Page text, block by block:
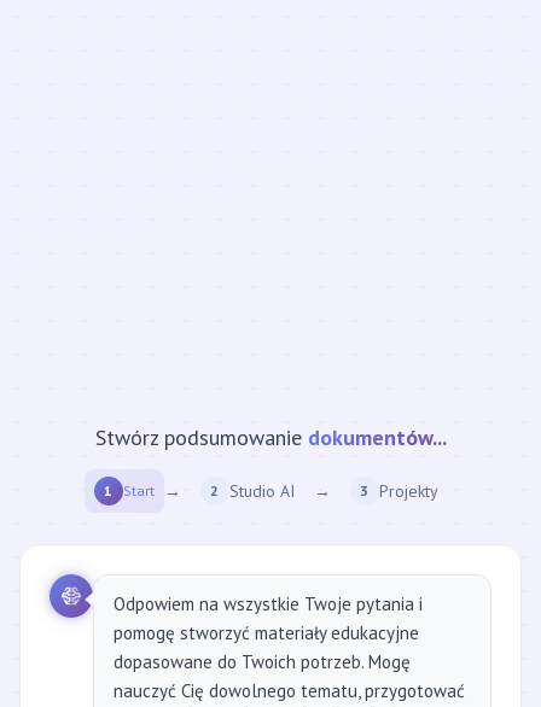
Stwórz podsumowanie strony internetowej...
1 Start → 2 Studio AI → 3 Projekty
Odpowiem na wszystkie Twoje pytania i
pomogę stworzyć materiały edukacyjne
dopasowane do Twoich potrzeb. Mogę
nauczyć Cię dowolnego tematu, przygotować